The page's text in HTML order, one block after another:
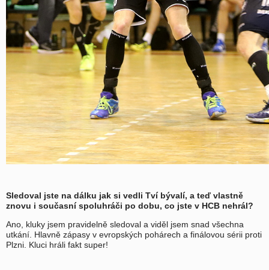
Sledoval jste na dálku jak si vedli Tví bývalí, a teď vlastně
znovu i současní spoluhráči po dobu, co jste v HCB nehrál?
Ano, kluky jsem pravidelně sledoval a viděl jsem snad všechna
utkání. Hlavně zápasy v evropských pohárech a finálovou sérii proti
Plzni. Kluci hráli fakt super!